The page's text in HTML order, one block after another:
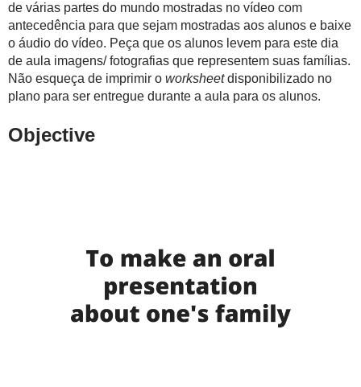
de várias partes do mundo mostradas no vídeo com
antecedência para que sejam mostradas aos alunos e baixe
o áudio do vídeo. Peça que os alunos levem para este dia
de aula imagens/ fotografias que representem suas famílias.
Não esqueça de imprimir o worksheetdisponibilizado no
plano para ser entregue durante a aula para os alunos.
Objective